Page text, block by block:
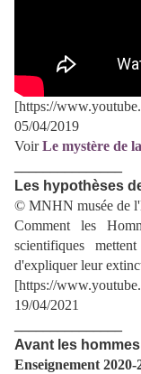
[https://
05/04/2019
VoirLe mystère de
Les hypothèses
© MNHN musée de
Comment les
scientifiques
d'expliquer leur
[https://
19/04/2021
Avant les hommes
Enseignement 2020-